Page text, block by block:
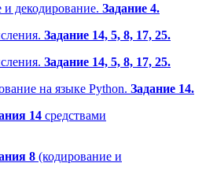
декодирование. Задание 4.
Задание 14, 5, 8, 17, 25.
Задание 14, 5, 8, 17, 25.
на языке Python. Задание 14.
14 средствами
8 (кодирование и